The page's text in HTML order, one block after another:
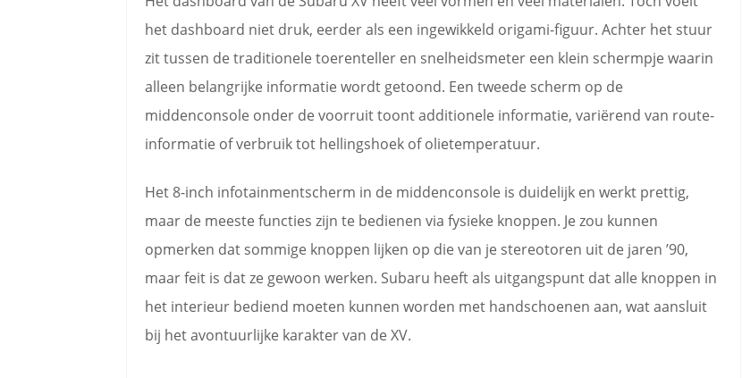
het dashboard niet druk, eerder als een ingewikkeld origami-figuur. Achter het stuur
zit tussen de traditionele toerenteller en snelheidsmeter een klein schermpje waarin
alleen belangrijke informatie wordt getoond. Een tweede scherm op de
middenconsole onder de voorruit toont additionele informatie, variërend van route-
informatie of verbruik tot hellingshoek of olietemperatuur.
Het 8-inch infotainmentscherm in de middenconsole is duidelijk en werkt prettig,
maar de meeste functies zijn te bedienen via fysieke knoppen. Je zou kunnen
opmerken dat sommige knoppen lijken op die van je stereotoren uit de jaren ’90,
maar feit is dat ze gewoon werken. Subaru heeft als uitgangspunt dat alle knoppen in
het interieur bediend moeten kunnen worden met handschoenen aan, wat aansluit
bij het avontuurlijke karakter van de XV.